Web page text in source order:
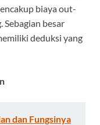
biaya out-
besar
deduksi yang
dan Fungsinya